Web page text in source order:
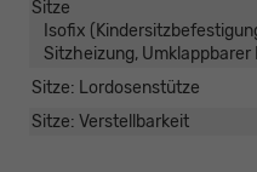
Sitze
Isofix
Sitzheizung,
Sitze: Lordosenstütze
Sitze: Verstellbarkeit